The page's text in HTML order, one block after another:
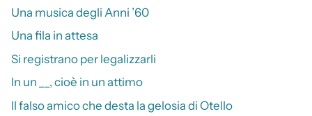
Una musica degli Anni ’60
Una fila in attesa
Si registrano per legalizzarli
In un __, cioè in un attimo
Il falso amico che desta la gelosia di Otello